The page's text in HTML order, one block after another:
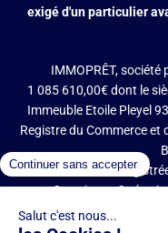
exigé d'un particulier
IMMOPRÊT,
1 085 610,00€ dont le
Immeuble Etoile Pleyel
Registre du Commerce et
IMMOPRÊT est
que Courtier en
(COBSP), Mandataire
services de paiement